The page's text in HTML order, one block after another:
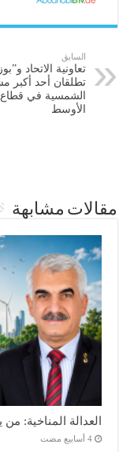
السابق
تعاونية الاتحاد
تطلقان أحد أكبر
الشمسية في قطاع
الأوسط
مقالات مشابهة
العدالة المناخية:
‏4 أسابيع مضت